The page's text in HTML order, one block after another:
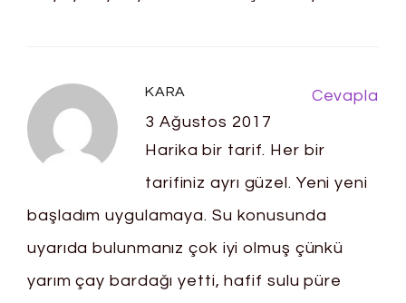
KARA
3 Ağustos 2017
Harika bir tarif. Her bir
tarifiniz ayrı güzel. Yeni yeni
başladım uygulamaya. Su konusunda
uyarıda bulunmanız çok iyi olmuş çünkü
yarım çay bardağı yetti, hafif sulu püre
Cevapla